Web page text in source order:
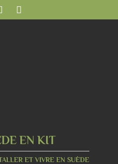
EN KIT
ET VIVRE EN SUÈDE